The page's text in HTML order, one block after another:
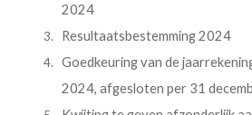
2024
Resultaatsbestemming 2024
Goedkeuring van de
2024, afgesloten per 31